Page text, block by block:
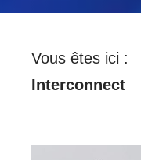
Vous êtes ici :
Interconnect